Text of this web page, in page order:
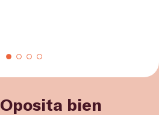
Oposita bien